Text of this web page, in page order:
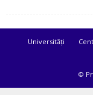
Universități
©